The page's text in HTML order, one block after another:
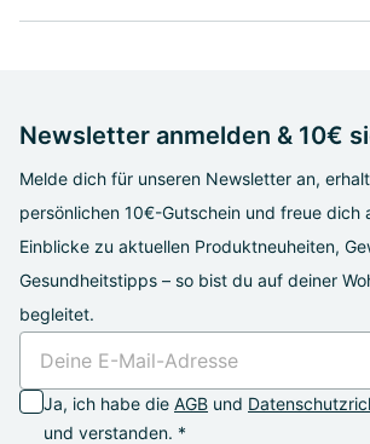
Newsletter anmelden & 10€
Melde dich für unseren Newsletter an,
persönlichen 10€-Gutschein und freue dich
Einblicke zu aktuellen Produktneuheiten,
Gesundheitstipps – so bist du auf deiner
begleitet.
Ja, ich habe die AGB und
und verstanden. *